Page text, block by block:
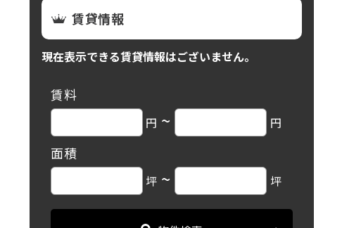
賃貸情報
現在表示できる賃貸情報はございません。
賃料
円 ~ 円
面積
坪 ~ 坪